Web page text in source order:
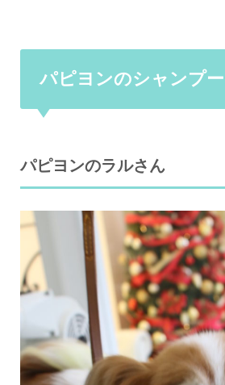
パピヨンのシャンプ
パピヨンのラルさん